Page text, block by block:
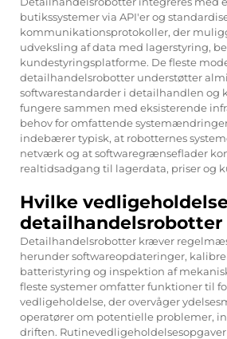
butikssystemer via API'er og
kommunikationsprotokoller, der
udveksling af data med lagerstyring,
kundestyringsplatforme. De fleste
detailhandelsrobotter understøtter
softwarestandarder i detailhandlen og
fungere sammen med eksisterende
behov for omfattende
indebærer typisk, at robotternes
netværk og at softwaregrænseflader
realtidsadgang til lagerdata, priser og
Hvilke
detailhandelsrobotter
Detailhandelsrobotter kræver
herunder softwareopdateringer,
batteristyring og inspektion af
fleste systemer omfatter funktioner til
vedligeholdelse, der overvåger
operatører om potentielle problemer,
driften.